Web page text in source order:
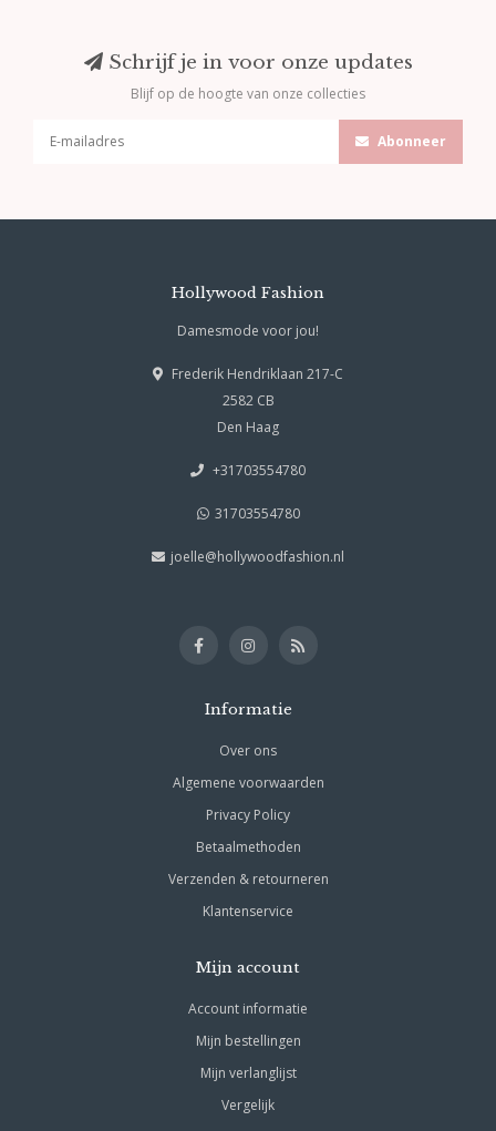
Schrijf je in voor onze updates
Blijf op de hoogte van onze collecties
Abonneer
Hollywood Fashion
Damesmode voor jou!
Frederik Hendriklaan 217-C
2582 CB
Den Haag
+31703554780
31703554780
joelle@hollywoodfashion.nl
Informatie
Over ons
Algemene voorwaarden
Privacy Policy
Betaalmethoden
Verzenden & retourneren
Klantenservice
Mijn account
Account informatie
Mijn bestellingen
Mijn verlanglijst
Vergelijk